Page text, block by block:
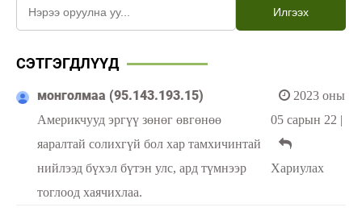
Илгээх
СЭТГЭГДЛҮҮД
монголмаа (95.143.193.15)
Америкчууд эргүү зөнөг өвгөнөө
яаралтай солихгүй бол хар тамхичинтай
нийлээд бүхэл бүтэн улс, ард түмнээр
тоглоод хаячихлаа.
2023 оны
05 сарын 22 |
Хариулах